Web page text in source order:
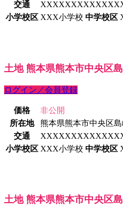
交通
小学校区 XXX小学校 中学校区
土地 熊本県熊本市中央区
ログイン／会員登録
価格
非公開
所在地
熊本県熊本市中央区島
交通
小学校区 XXX小学校 中学校区
土地 熊本県熊本市中央区